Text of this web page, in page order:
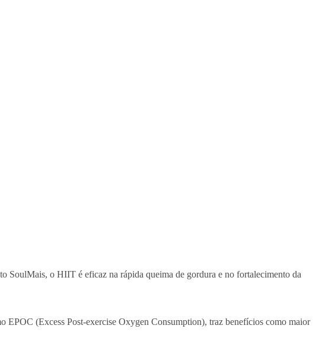
SoulMais, o HIIT é eficaz na rápida queima de gordura e no fortalecimento da
EPOC (Excess Post-exercise Oxygen Consumption), traz benefícios como maior